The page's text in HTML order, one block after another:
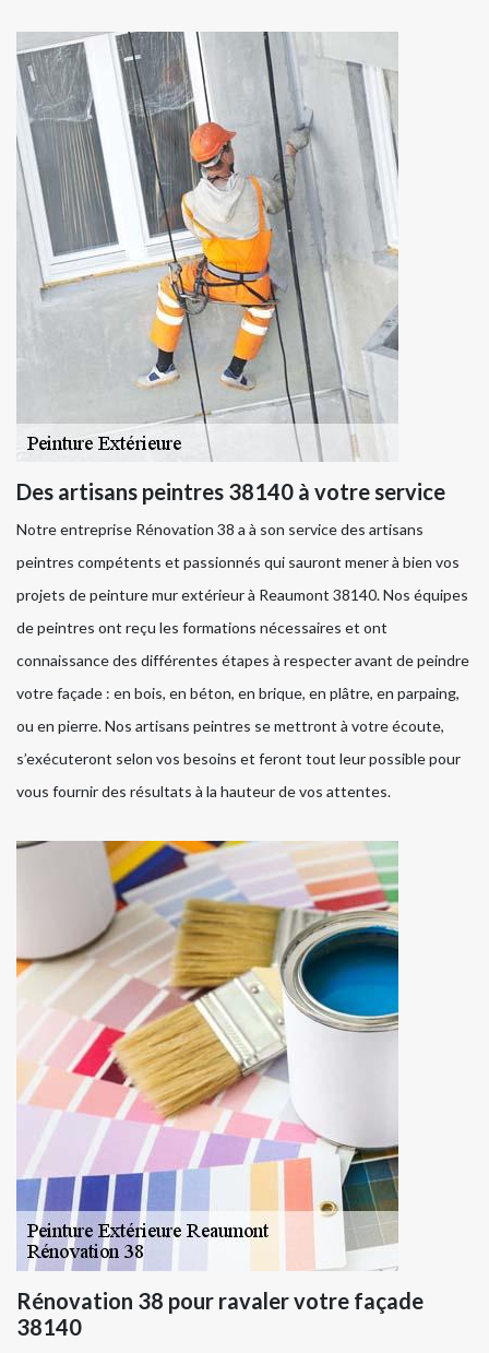
Des artisans peintres 38140 à votre service
Notre entreprise Rénovation 38 a à son service des artisans
peintres compétents et passionnés qui sauront mener à bien vos
projets de peinture mur extérieur à Reaumont 38140. Nos équipes
de peintres ont reçu les formations nécessaires et ont
connaissance des différentes étapes à respecter avant de peindre
votre façade : en bois, en béton, en brique, en plâtre, en parpaing,
ou en pierre. Nos artisans peintres se mettront à votre écoute,
s’exécuteront selon vos besoins et feront tout leur possible pour
vous fournir des résultats à la hauteur de vos attentes.
Rénovation 38 pour ravaler votre façade
38140